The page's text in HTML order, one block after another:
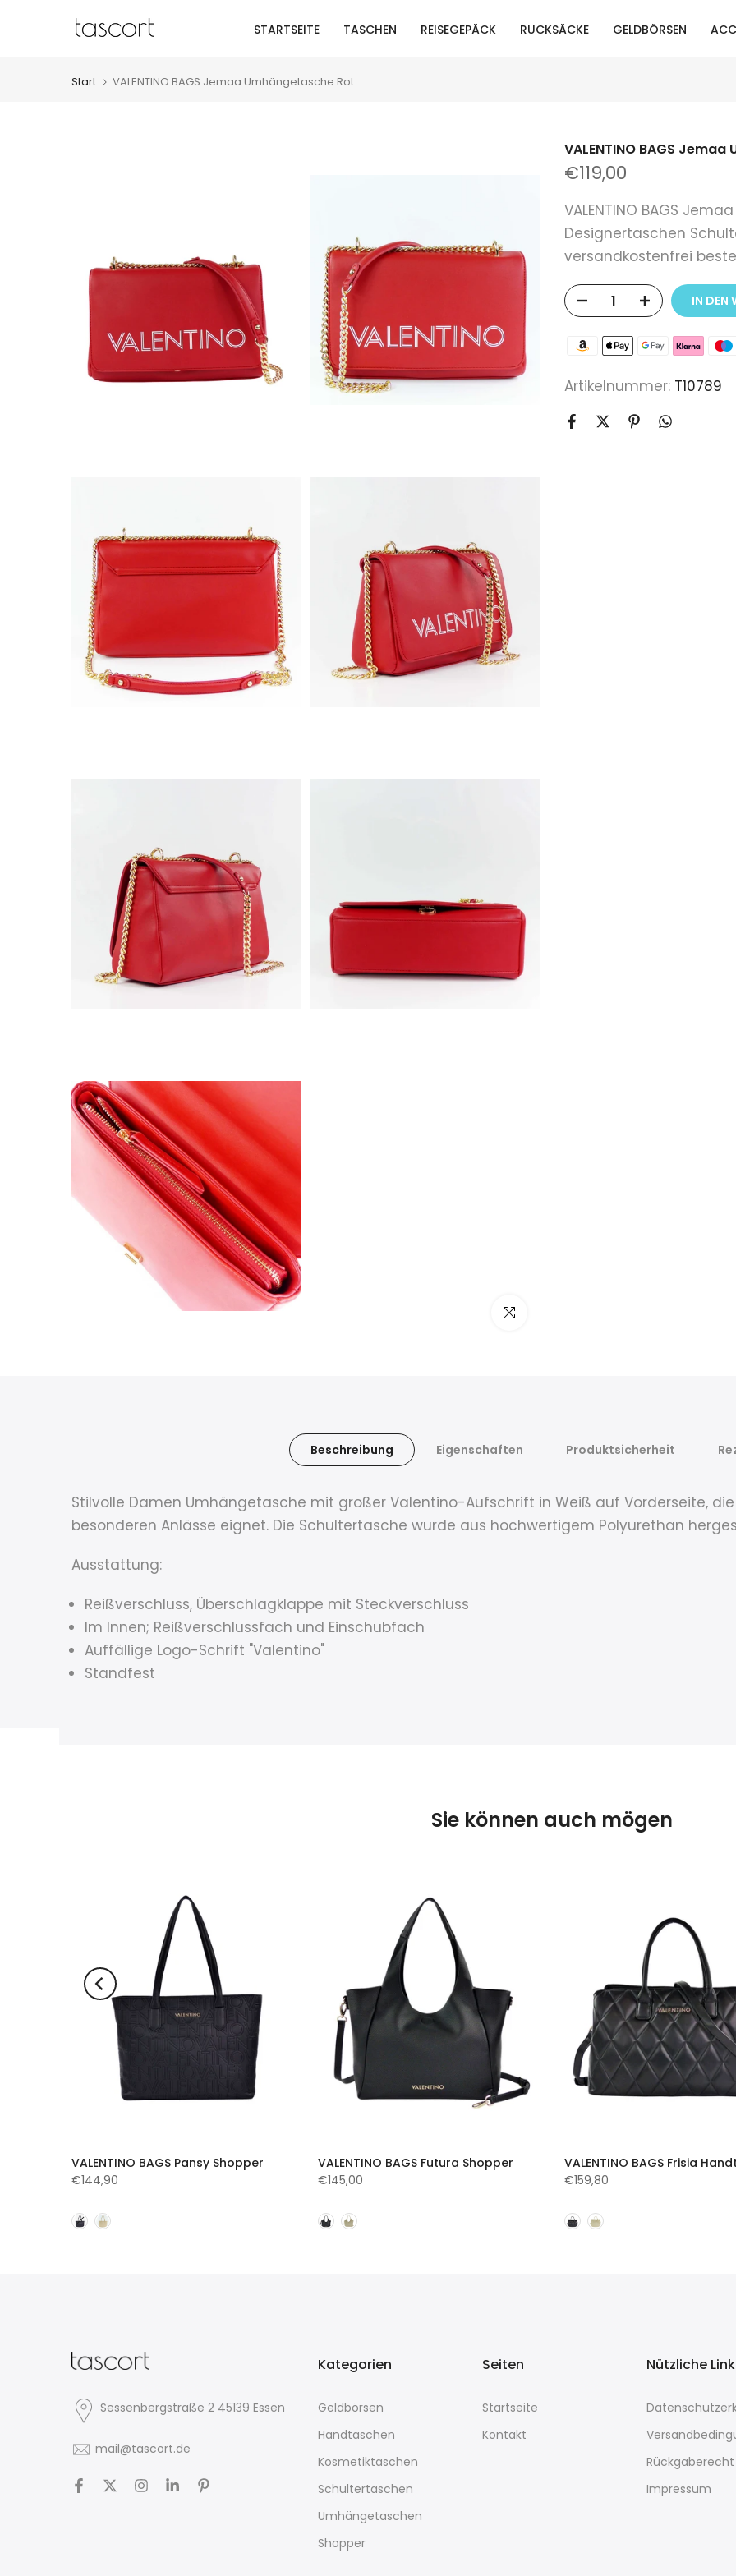
STARTSEITE TASCHEN REISEGEPÄCK RUCKSÄCKE GELDBÖRSEN
Start VALENTINO BAGS Jemaa Umhängetasche Rot
klicken um zu vergrößern
VALENTINO BAGS
€119,00
VALENTINO BAGS
Designertaschen
versandkostenfrei
IN DEN
Artikelnummer: T10789
Beschreibung Eigenschaften Produktsicherheit
Stilvolle Damen Umhängetasche mit großer Valentino-Aufschrift in Weiß auf Vorderseite,
besonderen Anlässe eignet. Die Schultertasche wurde aus hochwertigem Polyurethan
Ausstattung:
Reißverschluss, Überschlagklappe mit Steckverschluss
Im Innen; Reißverschlussfach und Einschubfach
Auffällige Logo-Schrift "Valentino"
Standfest
Sie können auch mögen
VALENTINO BAGS Pansy Shopper
€144,90
VALENTINO BAGS Futura Shopper
€145,00
VALENTINO BAGS Frisia
€159,80
Sessenbergstraße 2 45139 Essen
mail@tascort.de
Kategorien
Geldbörsen
Handtaschen
Kosmetiktaschen
Schultertaschen
Umhängetaschen
Shopper
Seiten
Startseite
Kontakt
Nützliche
Rückgaberecht
Impressum